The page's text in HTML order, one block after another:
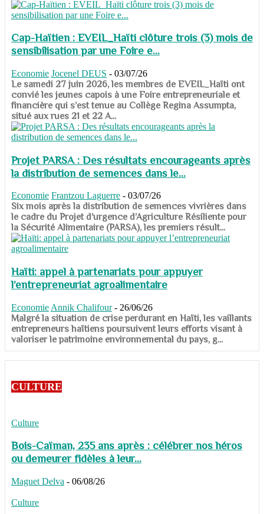
Cap-Haïtien : EVEIL_Haïti clôture trois (3) mois de
sensibilisation par une Foire e...
Economie Jocenel DEUS - 03/07/26
Le samedi 27 juin 2026, les membres de EVEIL_Haïti ont
convié les jeunes capois à une Foire entrepreneuriale et
financière qui s’est tenue au Collège Regina Assumpta,
situé aux rues 21 et 22 A...
Projet PARSA : Des résultats encourageants après
la distribution de semences dans le...
Economie Frantzou Laguerre - 03/07/26
​​​​​​​Six mois après la distribution de semences vivrières dans
le cadre du Projet d’urgence d’Agriculture Résiliente pour
la Sécurité Alimentaire (PARSA), les premiers résult...
Haïti: appel à partenariats pour appuyer
l’entrepreneuriat agroalimentaire
Economie Annik Chalifour - 26/06/26
​​​​​​​Malgré la situation de crise perdurant en Haïti, les vaillants
entrepreneurs haïtiens poursuivent leurs efforts visant à
valoriser le patrimoine environnemental du pays, g...
CULTURE
Culture
Bois-Caïman, 235 ans après : célébrer nos héros
ou demeurer fidèles à leur...
Maguet Delva - 06/08/26
Culture